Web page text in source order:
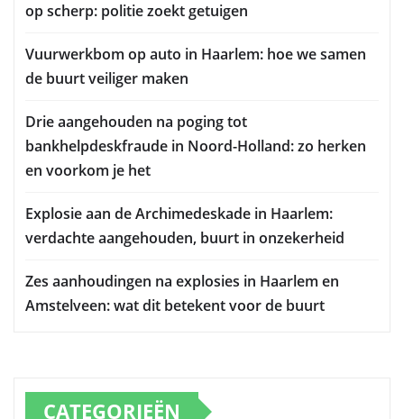
op scherp: politie zoekt getuigen
Vuurwerkbom op auto in Haarlem: hoe we samen
de buurt veiliger maken
Drie aangehouden na poging tot
bankhelpdeskfraude in Noord-Holland: zo herken
en voorkom je het
Explosie aan de Archimedeskade in Haarlem:
verdachte aangehouden, buurt in onzekerheid
Zes aanhoudingen na explosies in Haarlem en
Amstelveen: wat dit betekent voor de buurt
CATEGORIEËN